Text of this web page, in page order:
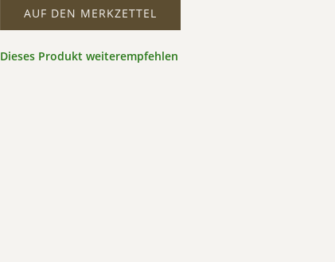
AUF DEN MERKZETTEL
Dieses Produkt weiterempfehlen